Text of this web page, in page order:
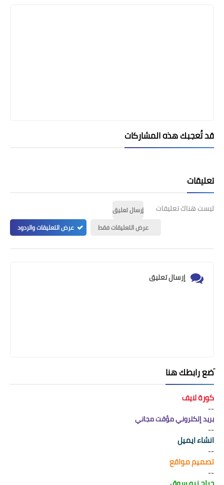
قد تُعجبك هذه المشاركات
تعليقات
ليست هناك تعليقات
إرسال تعليق
عرض التعليقات فقط
عرض التعليقات والردود
إرسال تعليق
َضع رابطك هنا
كورة لايف
--
بريد إلكتروني مؤقت مجاني
--
انشاء ايميل
--
تصميم مواقع
--